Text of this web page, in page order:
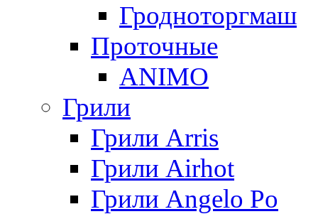
Гродноторгмаш
Проточные
ANIMO
Грили
Грили Arris
Грили Airhot
Грили Angelo Po